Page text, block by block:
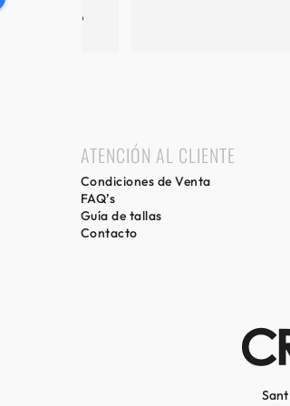
ATENCIÓN AL CLIENTE
Condiciones de Venta
FAQ’s
Guía de tallas
Contacto